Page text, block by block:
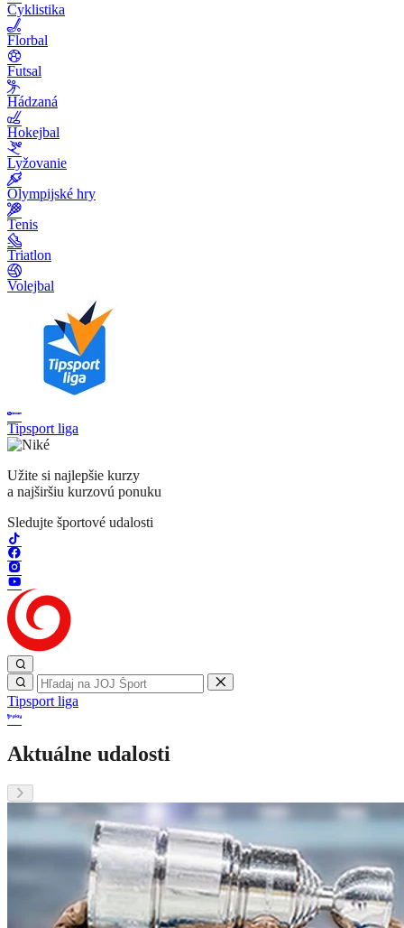
Cyklistika
Florbal
Futsal
Hádzaná
Hokejbal
Lyžovanie
Olympijské hry
Tenis
Triatlon
Volejbal
Tipsport liga
Užite si najlepšie kurzy
a najširšiu kurzovú ponuku
Sledujte športové udalosti
Tipsport liga
Aktuálne udalosti